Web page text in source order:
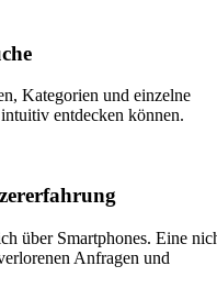
Kategorien und einzelne
entdecken können.
über Smartphones. Eine
Anfragen und